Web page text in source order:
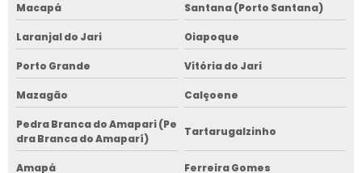
Macapá
Santana (Porto Santana)
Laranjal do Jari Oiapoque
Porto Grande Vitória do Jari
Mazagão Calçoene
Pedra Branca do Amapari (Pe
dra Branca do Amaparí)
Tartarugalzinho
Amapá Ferreira Gomes